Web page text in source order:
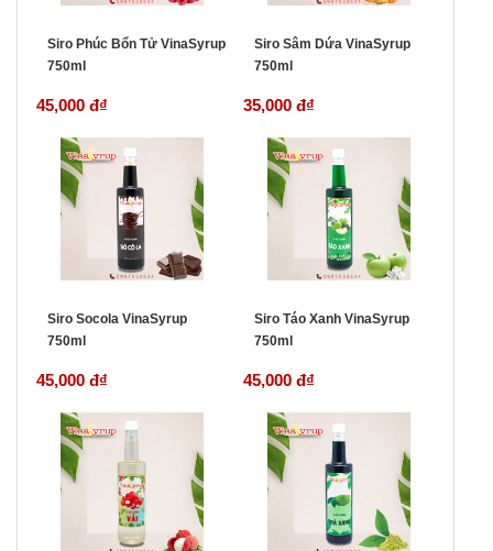
Siro Phúc Bổn Tử VinaSyrup
750ml
45,000 đ₫
Siro Sâm Dứa VinaSyrup
750ml
35,000 đ₫
Siro Socola VinaSyrup
750ml
45,000 đ₫
Siro Táo Xanh VinaSyrup
750ml
45,000 đ₫